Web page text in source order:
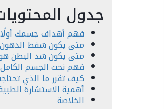
جدول
فهم أهداف جسمك أولًا
متى يكون شفط الدهون
متى يكون شد البطن هو
فهم نحت الجسم الكامل
كيف تقرر ما الذي
أهمية الاستشارة
الخلاصة